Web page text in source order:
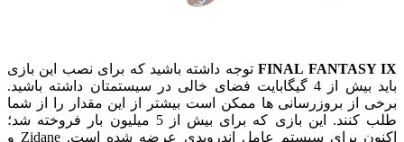
FINAL FANTASY IXتوجه داشته باشید که برای نصب این بازی
باید بیش از 4 گیگابایت فضای خالی در سیستمتان داشته باشید.
برخی از بروزرسانی ها ممکن است بیشتر از این مقدار را از شما
طلب کنند. این بازی که برای بیش از 5 میلیون بار فروخته شد؛
اکنون برای سیستم عامل اندرویدی عرضه شده است. Zidane و